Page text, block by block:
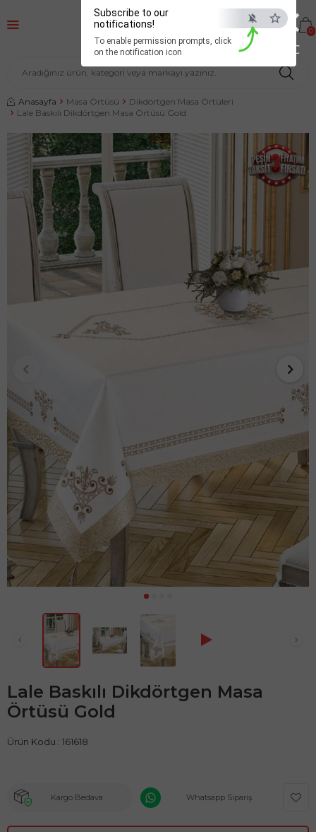
×
ESC
Subscribe to our
notifications!
To enable permission prompts, click
on the notification icon
0
Anasayfa Masa Örtüsü
Dikdörtgen Masa Örtüleri
Lale Baskılı Dikdörtgen Masa Örtüsü Gold
Lale Baskılı Dikdörtgen Masa
Örtüsü Gold
Ürün Kodu : 161618
Kargo Bedava Whatsapp Sipariş